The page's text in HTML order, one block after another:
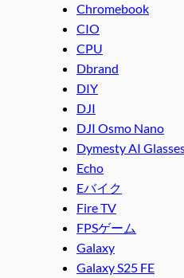
Chromebook
CIO
CPU
Dbrand
DIY
DJI
DJI Osmo Nano
Dymesty AI
Echo
Eバイク
Fire TV
FPSゲーム
Galaxy
Galaxy S25 FE